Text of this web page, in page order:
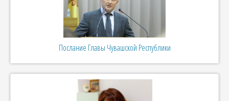
Послание Главы Чувашской Республики